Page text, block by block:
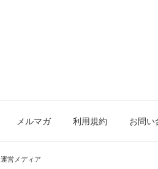
メルマガ 利用規約 お問い
運営メディア